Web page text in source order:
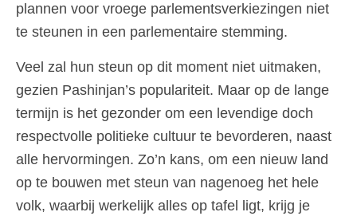
plannen voor vroege parlementsverkiezingen niet
te steunen in een parlementaire stemming.
Veel zal hun steun op dit moment niet uitmaken,
gezien Pashinjan’s populariteit. Maar op de lange
termijn is het gezonder om een levendige doch
respectvolle politieke cultuur te bevorderen, naast
alle hervormingen. Zo’n kans, om een nieuw land
op te bouwen met steun van nagenoeg het hele
volk, waarbij werkelijk alles op tafel ligt, krijg je